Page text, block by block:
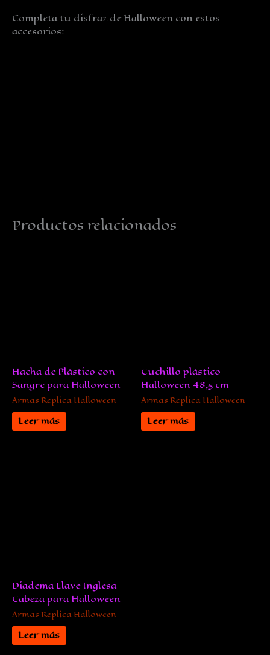
Completa tu disfraz de Halloween con estos
accesorios:
Productos relacionados
Hacha de Plástico con
Sangre para Halloween
Armas Replica Halloween
Leer más
Cuchillo plástico
Halloween 48,5 cm
Armas Replica Halloween
Leer más
Diadema Llave Inglesa
Cabeza para Halloween
Armas Replica Halloween
Leer más